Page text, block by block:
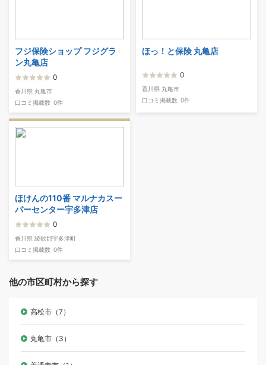
フジ保険ショップ フジグラ
ン丸亀店
0
香川県 丸亀市
口コミ掲載数 0件
ほっ！と保険 丸亀店
0
香川県 丸亀市
口コミ掲載数 0件
ほけんの110番 マルナカスー
パーセンター宇多津店
0
香川県 綾歌郡宇多津町
口コミ掲載数 0件
他の市区町村から探す
高松市（7）
丸亀市（3）